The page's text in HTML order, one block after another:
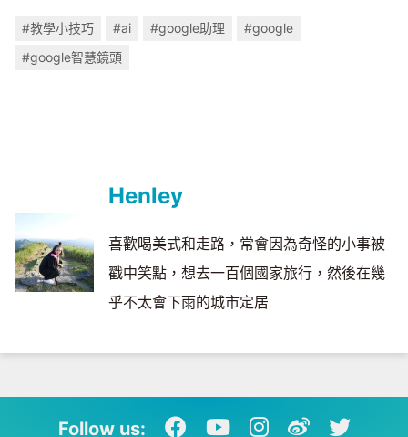
#教學小技巧 #ai #google助理
#google
#google智慧鏡頭
Henley
喜歡喝美式和走路，常會因為奇怪的小事被
戳中笑點，想去一百個國家旅行，然後在幾
乎不太會下雨的城市定居
Follow us: